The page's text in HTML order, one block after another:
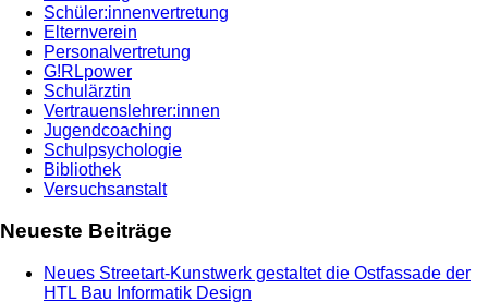
Schüler:innenvertretung
Elternverein
Personalvertretung
G!RLpower
Schulärztin
Vertrauenslehrer:innen
Jugendcoaching
Schulpsychologie
Bibliothek
Versuchsanstalt
Neueste Beiträge
Neues Streetart-Kunstwerk gestaltet die Ostfassade der
HTL Bau Informatik Design